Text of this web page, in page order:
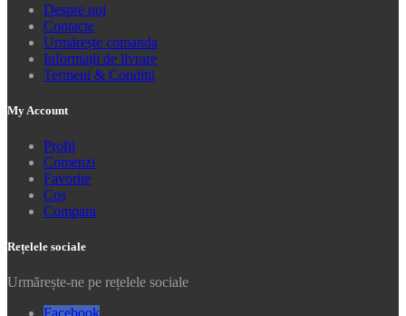
Despre noi
Contacte
Urmărește comanda
Informații de livrare
Termeni & Conditii
My Account
Profil
Comenzi
Favorite
Coș
Compara
Rețelele sociale
Urmărește-ne pe rețelele sociale